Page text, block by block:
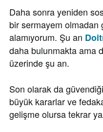
Daha sonra yeniden
bir sermayem
alamıyorum. Şu an
daha bulunmakta ama
üzerinde şu an.
Son olarak da
büyük kararlar ve
gelişme olursa tekrar